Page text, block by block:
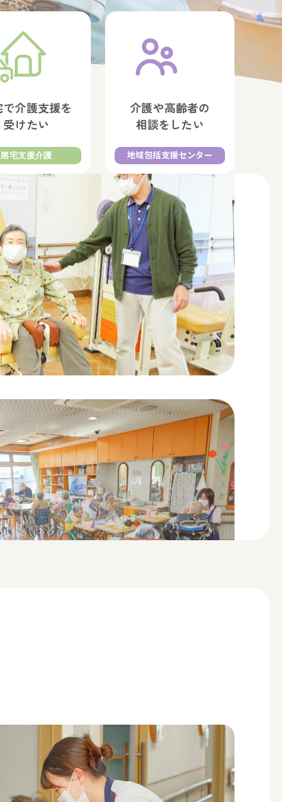
で介護支援を
受けたい
居宅支援介護
介護や高齢者の
相談をしたい
地域包括支援センター